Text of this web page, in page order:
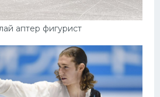
аптер фигурист